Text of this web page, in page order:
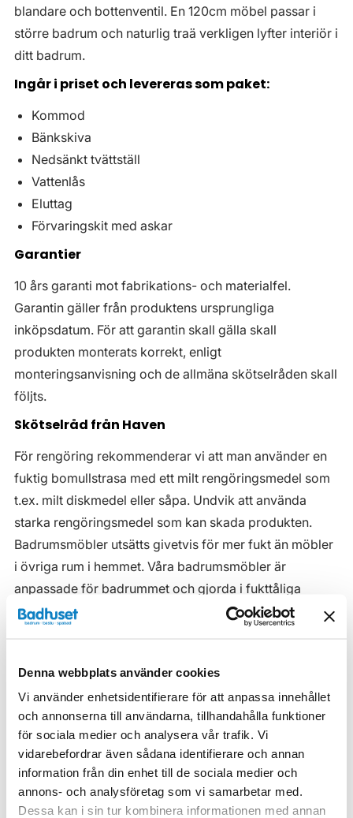
Denna webbplats använder cookies
Vi använder enhetsidentifierare för att anpassa innehållet
och annonserna till användarna, tillhandahålla funktioner
för sociala medier och analysera vår trafik. Vi
vidarebefordrar även sådana identifierare och annan
information från din enhet till de sociala medier och
annons- och analysföretag som vi samarbetar med.
Dessa kan i sin tur kombinera informationen med annan
blandare och bottenventil. En 120cm möbel passar i
större badrum och naturlig traä verkligen lyfter interiör i
ditt badrum.
Ingår i priset och levereras som paket:
Kommod
Bänkskiva
Nedsänkt tvättställ
Vattenlås
Eluttag
Förvaringskit med askar
Garantier
10 års garanti mot fabrikations- och materialfel.
Garantin gäller från produktens ursprungliga
inköpsdatum. För att garantin skall gälla skall
produkten monterats korrekt, enligt
monteringsanvisning och de allmäna skötselråden skall
följts.
Skötselråd från Haven
För rengöring rekommenderar vi att man använder en
fuktig bomullstrasa med ett milt rengöringsmedel som
t.ex. milt diskmedel eller såpa. Undvik att använda
starka rengöringsmedel som kan skada produkten.
Badrumsmöbler utsätts givetvis för mer fukt än möbler
i övriga rum i hemmet. Våra badrumsmöbler är
anpassade för badrummet och gjorda i fukttåliga
material. Men även om våra badrumsmöbler är det, ska
möblerna placeras på ett sådant avstånd från
badkar/dusch att vatten inte kan skvätta direkt på
möbeln. Blöta fläckar, även vanligt vatten, torkas upp
så snart som möjligt.
Haven H2 Serie